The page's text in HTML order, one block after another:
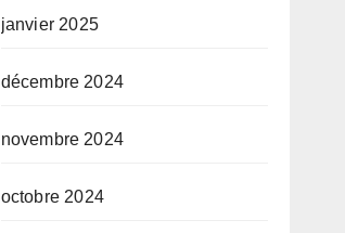
janvier 2025
décembre 2024
novembre 2024
octobre 2024